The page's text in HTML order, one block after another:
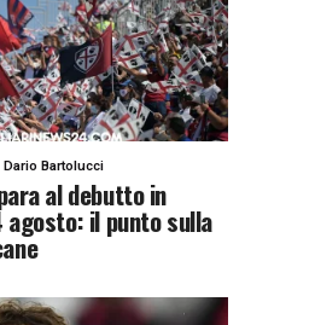
Dario Bartolucci
al debutto in
agosto: il punto sulla